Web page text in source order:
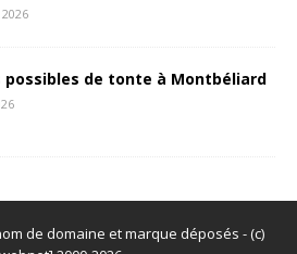
possibles de tonte à Montbéliard
de domaine et marque déposés - (c)